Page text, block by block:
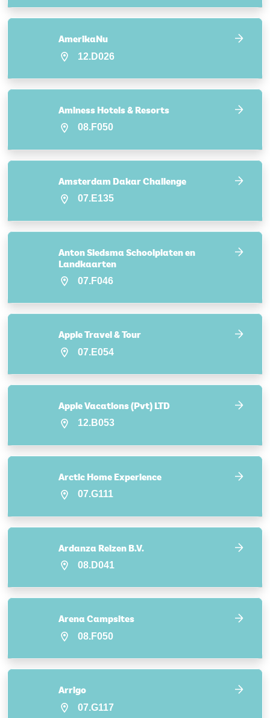
AmerikaNu
12.D026
Aminess Hotels & Resorts
08.F050
Amsterdam Dakar Challenge
07.E135
Anton Siedsma Schoolplaten en
Landkaarten
07.F046
Apple Travel & Tour
07.E054
Apple Vacations (Pvt) LTD
12.B053
Arctic Home Experience
07.G111
Ardanza Reizen B.V.
08.D041
Arena Campsites
08.F050
Arrigo
07.G117